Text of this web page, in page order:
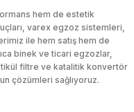
hem de estetik
varex egzoz sistemleri,
ile hem satış hem de
binek ve ticari egzozlar,
filtre ve katalitik konvertör
çözümleri sağlıyoruz.
performans egzozları ve